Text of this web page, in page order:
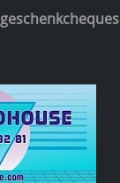
geschenkcheques